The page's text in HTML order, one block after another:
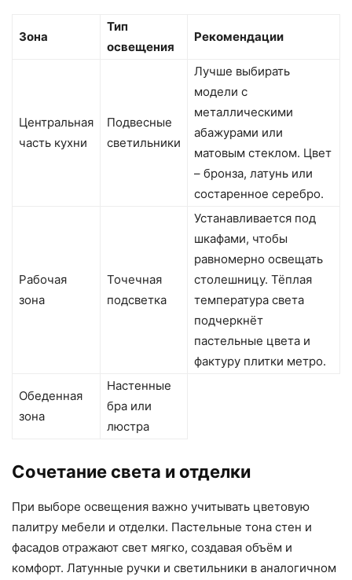
Зона
Тип
освещения
Рекомендации
Центральная
часть кухни
Подвесные
светильники
Лучше выбирать
модели с
металлическими
абажурами или
матовым стеклом. Цвет
– бронза, латунь или
состаренное серебро.
Рабочая
зона
Точечная
подсветка
Устанавливается под
шкафами, чтобы
равномерно освещать
столешницу. Тёплая
температура света
подчеркнёт
пастельные цвета и
фактуру плитки метро.
Обеденная
зона
Настенные
бра или
люстра
Сочетание света и отделки
При выборе освещения важно учитывать цветовую
палитру мебели и отделки. Пастельные тона стен и
фасадов отражают свет мягко, создавая объём и
комфорт. Латунные ручки и светильники в аналогичном